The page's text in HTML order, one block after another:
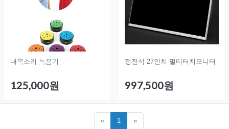
내목소리 녹음기
125,000원
정전식 27인치 멀티터치모니터
997,500원
« 1 »